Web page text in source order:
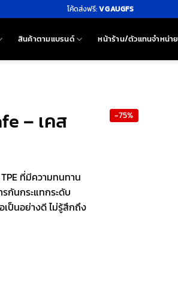
โค้ดส่งฟรี:VGAUGFS
สินค้าตามแบรนด์ หน้าร้าน/ตัวแทนจำหน่าย
– เคส
ที่มีความทนทาน
กันกระแทกระดับ
เป็นอย่างดี ไม่รู้สึกถึง
-75%